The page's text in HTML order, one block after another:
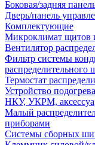
Боковая/задняя
Дверь/панель
Комплектующие
Микроклимат щитов
Вентилятор
Фильтр системы
распределительного
Термостат
Устройство
НКУ, УКРМ,
Малый
приборами
Системы сборных